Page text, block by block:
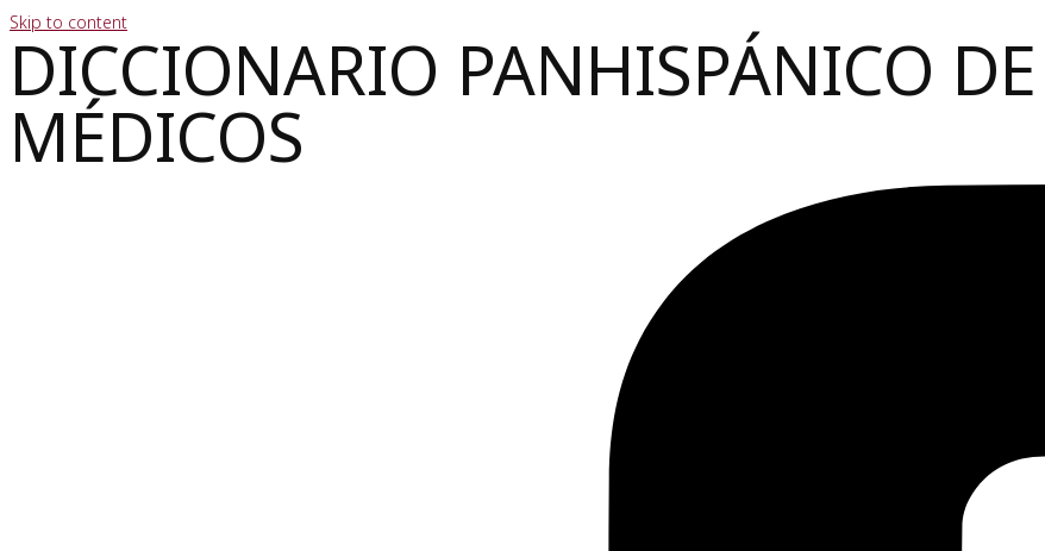
Skip to content
DICCIONARIO PANHISPÁNICO
MÉDICOS